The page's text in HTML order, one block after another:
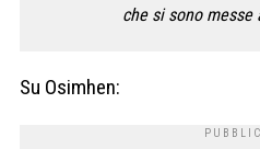
che si sono messe
Su Osimhen: